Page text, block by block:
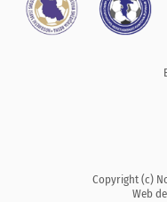
Copyright (c)
Web